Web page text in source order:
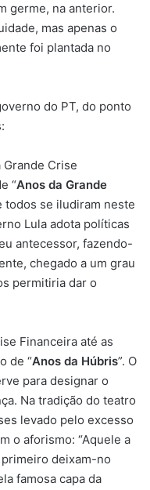
germe, na anterior.
mas apenas o
foi plantada no
do PT, do ponto
Grande Crise
“Anos da Grande
todos se iludiram neste
Lula adota políticas
antecessor, fazendo-
chegado a um grau
permitiria dar o
Financeira até as
de “Anos da Húbris”. O
para designar o
Na tradição do teatro
levado pelo excesso
o aforismo: “Aquele a
deixam-no
famosa capa da